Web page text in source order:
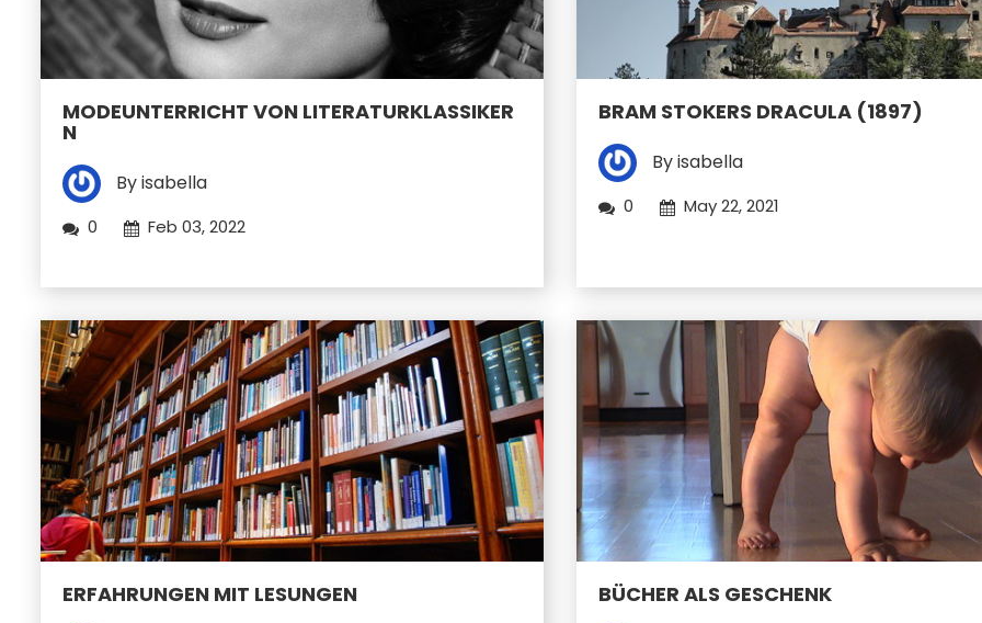
MODEUNTERRICHT VON LITERATURKLASSIKER
N
By isabella
0 Feb 03, 2022
BRAM STOKERS DRACULA (1897)
By isabella
0 May 22, 2021
ERFAHRUNGEN MIT LESUNGEN BÜCHER ALS GESCHENK